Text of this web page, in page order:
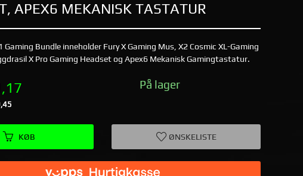
APEX6 MEKANISK TASTATUR
Gaming Bundle inneholder Fury X Gaming Mus, X2 Cosmic XL-Gaming
X Pro Gaming Headset og Apex6 Mekanisk Gamingtastatur.
På lager
KØB ØNSKELISTE